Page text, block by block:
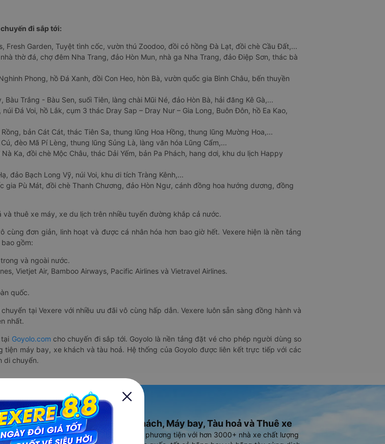
đi sắp tới:
Fresh Garden, Tuyệt tình cốc, vườn thú Zoodoo, đồi cỏ hồng Đà Lạt, đồi chè Cầu Đất,...
thờ đá, chợ đêm Nha Trang, đảo Hòn Mun, nhà ga Nha Trang, đảo Điệp Sơn, thác bà
Phong, hồ Đá Xanh, đồi Con Heo, hòn Bà, vườn quốc gia Bình Châu, bến thuyền
Trắng - Bàu Sen, suối Tiên, làng chài Mũi Né, đảo Hòn Bà, hải đăng Kê Gà,...
Đá Voi, hồ Lắk, cụm 3 thác Dray Sap – Dray Nur – Gia Long, Buôn Đôn, hồ Ea Kao,
bản Cát Cát, thác Tiên Sa, thung lũng Hoa Hồng, thung lũng Mường Hoa,...
đèo Mã Pí Lèng, thung lũng Sủng Là, làng văn hóa Lũng Cẩm,...
Ka, đồi chè Mộc Châu, thác Dải Yếm, bản Pa Phách, hang dơi, khu du lịch Happy
đảo Bạch Long Vỹ, núi Voi, khu di tích Tràng Kênh,...
gia Pù Mát, đồi chè Thanh Chương, đảo Hòn Ngư, cánh đồng hoa hướng dương, đồng
thuê xe máy, xe du lịch trên nhiều tuyến đường khắp cả nước.
cùng đơn giản, linh hoạt và được cá nhân hóa hơn bao giờ hết. Vexere hiện là nền tảng
gồm:
và ngoài nước.
Vietjet Air, Bamboo Airways, Pacific Airlines và Vietravel Airlines.
quốc.
tại Vexere với nhiều ưu đãi vô cùng hấp dẫn. Vexere luôn sẵn sàng đồng hành và
nhất.
Goyolo.com cho chuyến đi sắp tới. Goyolo là nền tảng đặt vé cho phép người dùng so
tiện máy bay, xe khách và tàu hoả. Hệ thống của Goyolo được liên kết trực tiếp với các
di chuyển.
Ứng dụng đặt vé Xe khách, Máy bay, Tàu hoả và Thuê xe
Vexere - ứng dụng đặt vé đa phương tiện với hơn 3000+ nhà xe chất lượng